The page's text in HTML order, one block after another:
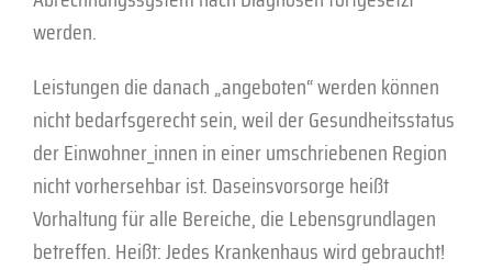
werden.
Leistungen die danach „angeboten“ werden können
nicht bedarfsgerecht sein, weil der Gesundheitsstatus
der Einwohner_innen in einer umschriebenen Region
nicht vorhersehbar ist. Daseinsvorsorge heißt
Vorhaltung für alle Bereiche, die Lebensgrundlagen
betreffen. Heißt: Jedes Krankenhaus wird gebraucht!